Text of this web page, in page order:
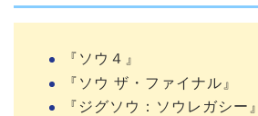
『ソウ４』
『ソウ ザ・ファイナル』
『ジグソウ：ソウレガシー』